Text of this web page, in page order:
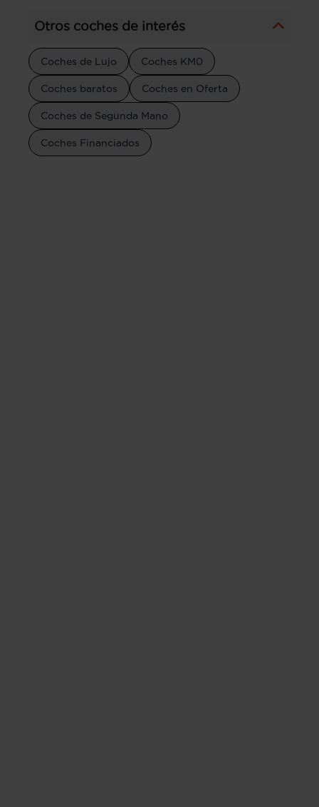
Otros coches de interés
Coches de Lujo Coches KM0
Coches baratos Coches en Oferta
Coches de Segunda Mano
Coches Financiados